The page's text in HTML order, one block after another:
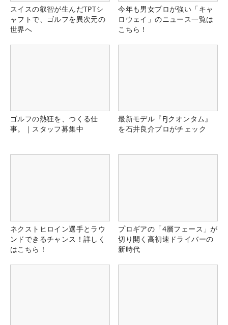
スイスの叡智が生んだTPTシ
ャフトで、ゴルフを異次元の
世界へ
今年も男女プロが強い「キャ
ロウェイ」のニュース一覧は
こちら！
ゴルフの熱狂を、つくる仕
事。｜スタッフ募集中
最新モデル『FJクオンタム』
を石井良介プロがチェック
ネクストヒロイン選手とラウ
ンドできるチャンス！詳しく
はこちら！
プロギアの「4層フェース」が
切り開く高初速ドライバーの
新時代